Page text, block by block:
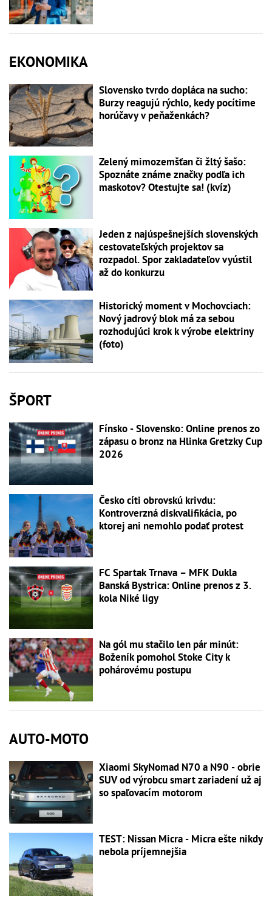
EKONOMIKA
Slovensko tvrdo dopláca na sucho:
Burzy reagujú rýchlo, kedy pocítime
horúčavy v peňaženkách?
Zelený mimozemšťan či žltý šašo:
Spoznáte známe značky podľa ich
maskotov? Otestujte sa! (kvíz)
Jeden z najúspešnejších slovenských
cestovateľských projektov sa
rozpadol. Spor zakladateľov vyústil
až do konkurzu
Historický moment v Mochovciach:
Nový jadrový blok má za sebou
rozhodujúci krok k výrobe elektriny
(foto)
ŠPORT
Fínsko - Slovensko: Online prenos zo
zápasu o bronz na Hlinka Gretzky Cup
2026
Česko cíti obrovskú krivdu:
Kontroverzná diskvalifikácia, po
ktorej ani nemohlo podať protest
FC Spartak Trnava – MFK Dukla
Banská Bystrica: Online prenos z 3.
kola Niké ligy
Na gól mu stačilo len pár minút:
Boženík pomohol Stoke City k
pohárovému postupu
AUTO-MOTO
Xiaomi SkyNomad N70 a N90 - obrie
SUV od výrobcu smart zariadení už aj
so spaľovacím motorom
TEST: Nissan Micra - Micra ešte nikdy
nebola príjemnejšia